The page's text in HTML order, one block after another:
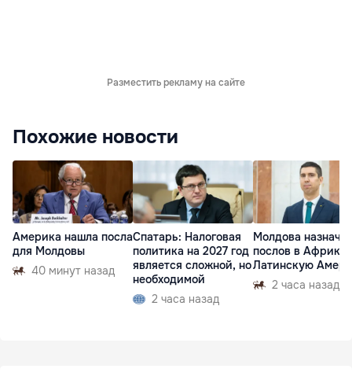
Разместить рекламу на сайте
Похожие новости
Америка нашла посла
для Молдовы
40 минут назад
Спатарь: Налоговая
политика на 2027 год
является сложной, но
необходимой
2 часа назад
Молдова
послов в Африку
Латинскую
2 часа назад